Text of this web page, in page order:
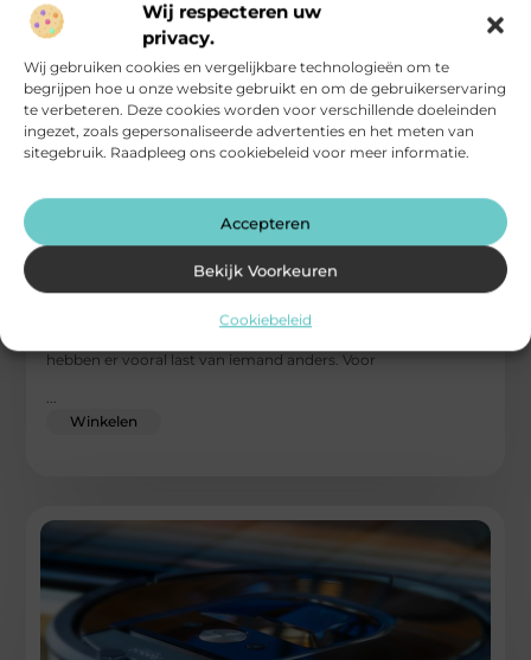
Wij respecteren uw
privacy.
Wij gebruiken cookies en vergelijkbare technologieën om te
begrijpen hoe u onze website gebruikt en om de gebruikerservaring
te verbeteren. Deze cookies worden voor verschillende doeleinden
ingezet, zoals gepersonaliseerde advertenties en het meten van
sitegebruik. Raadpleeg ons cookiebeleid voor meer informatie.
Accepteren
Bekijk Voorkeuren
Cookiebeleid
Anti snurk beugel: kleine oplossing, groot
verschil
hebben er vooral last van iemand anders. Voor
Winkelen